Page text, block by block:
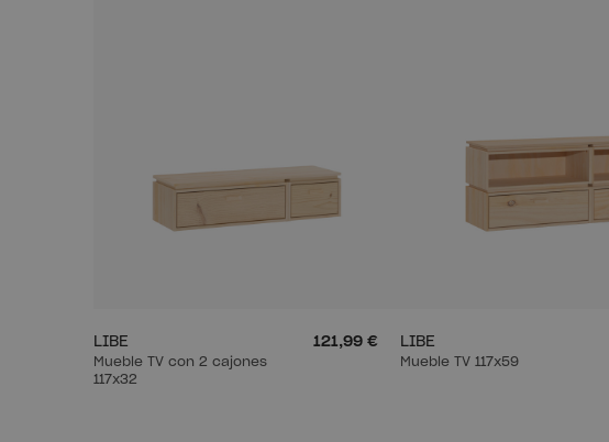
LIBE
Mueble TV con 2 cajones
117x32
121,99 € LIBE
Mueble TV 117x59